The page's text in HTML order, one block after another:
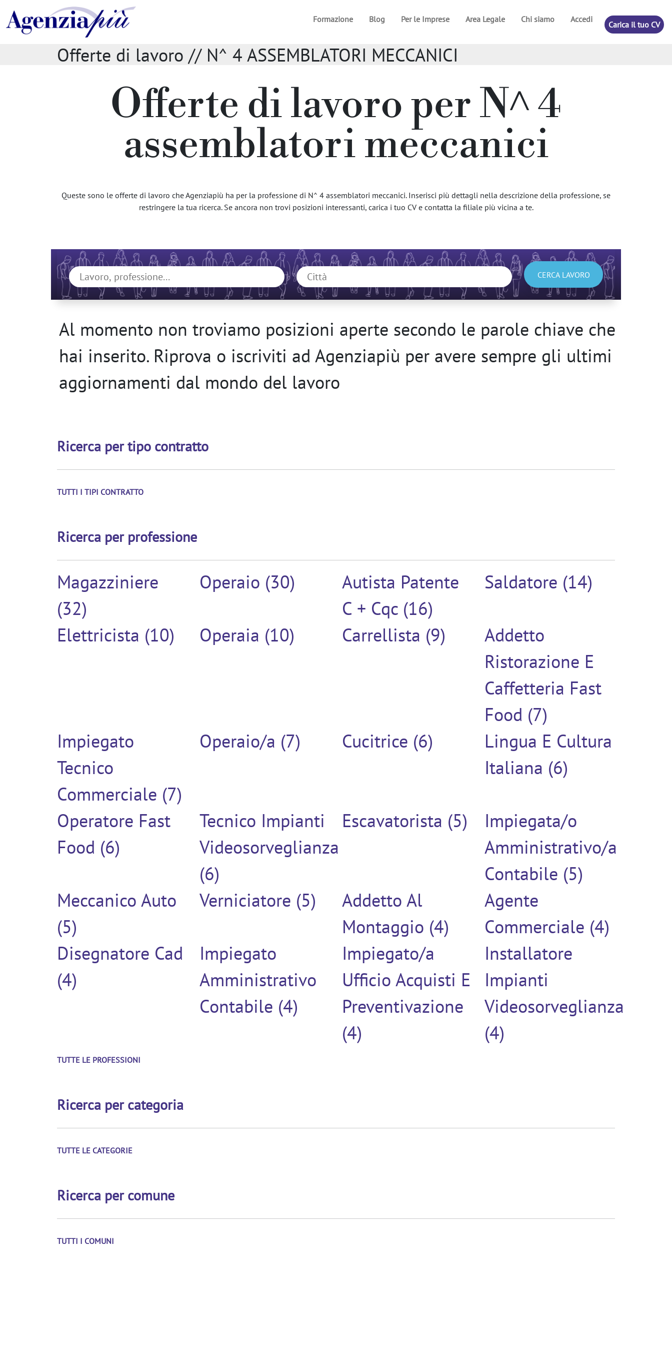
Formazione Blog Per le Imprese Area Legale Chi siamo Accedi
Carica il tuo CV
Offerte di lavoro // N^ 4 ASSEMBLATORI MECCANICI
Offerte di lavoro per N^ 4
assemblatori meccanici
Queste sono le offerte di lavoro che Agenziapiù ha per la professione di N^ 4 assemblatori meccanici. Inserisci più dettagli nella descrizione della professione, se
restringere la tua ricerca. Se ancora non trovi posizioni interessanti, carica i tuo CV e contatta la filiale più vicina a te.
CERCA LAVORO
Al momento non troviamo posizioni aperte secondo le parole chiave che
hai inserito. Riprova o iscriviti ad Agenziapiù per avere sempre gli ultimi
aggiornamenti dal mondo del lavoro
Ricerca per tipo contratto
TUTTI I TIPI CONTRATTO
Ricerca per professione
Magazziniere
(32)
Operaio (30)
Autista Patente
C + Cqc (16)
Saldatore (14)
Elettricista (10) Operaia (10) Carrellista (9)
Addetto
Ristorazione E
Caffetteria Fast
Food (7)
Impiegato
Tecnico
Commerciale (7)
Operaio/a (7) Cucitrice (6)
Lingua E Cultura
Italiana (6)
Operatore Fast
Food (6)
Tecnico Impianti
Videosorveglianza
(6)
Escavatorista (5)
Impiegata/o
Amministrativo/a
Contabile (5)
Meccanico Auto
(5)
Verniciatore (5)
Addetto Al
Montaggio (4)
Agente
Commerciale (4)
Disegnatore Cad
(4)
Impiegato
Amministrativo
Contabile (4)
Impiegato/a
Ufficio Acquisti E
Preventivazione
(4)
Installatore
Impianti
Videosorveglianza
(4)
TUTTE LE PROFESSIONI
Ricerca per categoria
TUTTE LE CATEGORIE
Ricerca per comune
TUTTI I COMUNI